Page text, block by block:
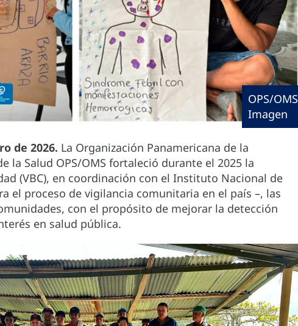
OPS/OMS
Imagen
de 2026. La Organización Panamericana de la
la Salud OPS/OMS fortaleció durante el 2025 la
(VBC), en coordinación con el Instituto Nacional de
el proceso de vigilancia comunitaria en el país –, las
con el propósito de mejorar la detección
en salud pública.